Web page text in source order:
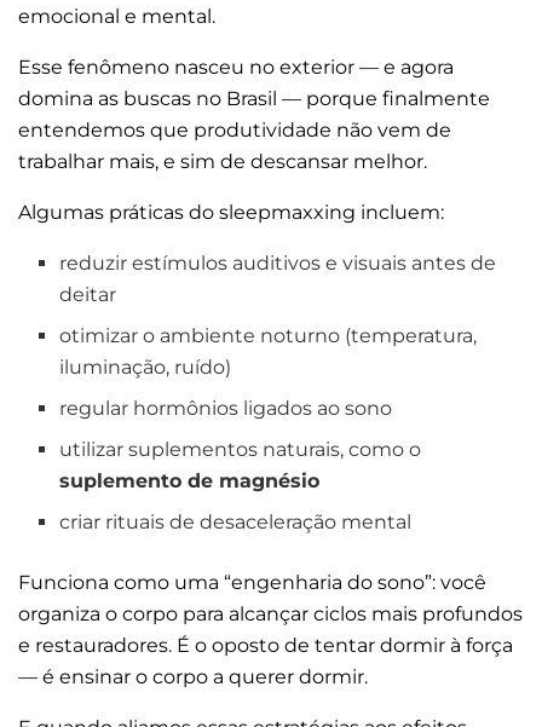
emocional e mental.
Esse fenômeno nasceu no exterior — e agora
domina as buscas no Brasil — porque finalmente
entendemos que produtividade não vem de
trabalhar mais, e sim de descansar melhor.
Algumas práticas do sleepmaxxing incluem:
reduzir estímulos auditivos e visuais antes de
deitar
otimizar o ambiente noturno (temperatura,
iluminação, ruído)
regular hormônios ligados ao sono
utilizar suplementos naturais, como o
suplemento de magnésio
criar rituais de desaceleração mental
Funciona como uma “engenharia do sono”: você
organiza o corpo para alcançar ciclos mais profundos
e restauradores. É o oposto de tentar dormir à força
— é ensinar o corpo a querer dormir.